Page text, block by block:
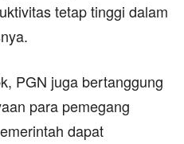
tetap tinggi dalam
PGN juga bertanggung
para pemegang
dapat